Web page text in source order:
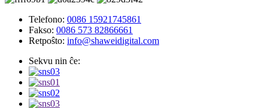
Telefono: 0086 15921745861
Fakso: 0086 573 82866661
Retpoŝto: info@shaweidigital.com
Sekvu nin ĉe: